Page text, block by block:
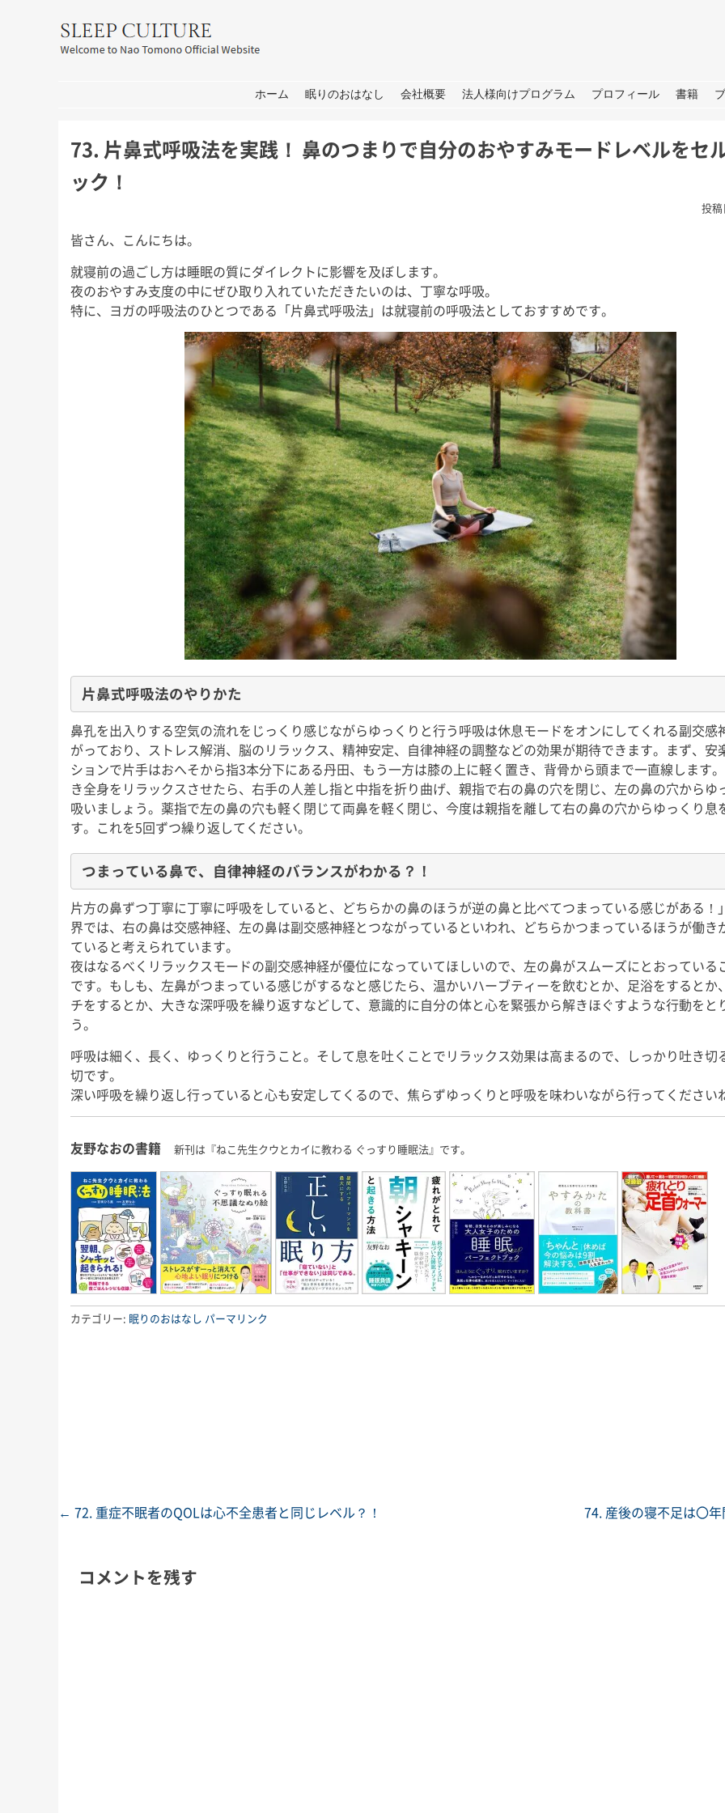
ホーム 眠りのおはなし 会社概要 法人様向けプログラム プロフィール 書籍
73. 片鼻式呼吸法を実践！ 鼻のつまりで自分のおやすみモードレベルをセ
ック！
投
皆さん、こんにちは。
就寝前の過ごし方は睡眠の質にダイレクトに影響を及ぼします。
夜のおやすみ支度の中にぜひ取り入れていただきたいのは、丁寧な呼吸。
特に、ヨガの呼吸法のひとつである「片鼻式呼吸法」は就寝前の呼吸法としておすすめです。
片鼻式呼吸法のやりかた
鼻孔を出入りする空気の流れをじっくり感じながらゆっくりと行う呼吸は休息モードをオンにしてくれる副交感
がっており、ストレス解消、脳のリラックス、精神安定、自律神経の調整などの効果が期待できます。まず、安
ションで片手はおへそから指3本分下にある丹田、もう一方は膝の上に軽く置き、背骨から頭まで一直線します
き全身をリラックスさせたら、右手の人差し指と中指を折り曲げ、親指で右の鼻の穴を閉じ、左の鼻の穴からゆ
吸いましょう。薬指で左の鼻の穴も軽く閉じて両鼻を軽く閉じ、今度は親指を離して右の鼻の穴からゆっくり息
す。これを5回ずつ繰り返してください。
つまっている鼻で、自律神経のバランスがわかる？！
片方の鼻ずつ丁寧に丁寧に呼吸をしていると、どちらかの鼻のほうが逆の鼻と比べてつまっている感じがある！
界では、右の鼻は交感神経、左の鼻は副交感神経とつながっているといわれ、どちらかつまっているほうが働き
ていると考えられています。
夜はなるべくリラックスモードの副交感神経が優位になっていてほしいので、左の鼻がスムーズにとおっている
です。もしも、左鼻がつまっている感じがするなと感じたら、温かいハーブティーを飲むとか、足浴をするとか
チをするとか、大きな深呼吸を繰り返すなどして、意識的に自分の体と心を緊張から解きほぐすような行動をと
う。
呼吸は細く、長く、ゆっくりと行うこと。そして息を吐くことでリラックス効果は高まるので、しっかり吐き切
切です。
深い呼吸を繰り返し行っていると心も安定してくるので、焦らずゆっくりと呼吸を味わいながら行ってください
友野なおの書籍 新刊は『ねこ先生クウとカイに教わる ぐっすり睡眠法』です。
カテゴリー: 眠りのおはなし パーマリンク
投稿ナビゲーション
← 72. 重症不眠者のQOLは心不全患者と同じレベル？！ 74. 産後の寝不足は〇
コメントを残す
おしごと
皆さん、こんにちは。 打ち合わ
せ→撮影→取材な1日。 秋には新
しいプロジェクトもいくつかスタ
ートします！ 大学院の研究活動
にもこれまで以上に本腰を入れ
て、ここから2022年の終わりま
で益々全力疾走です！ 週末の台
風、みな […]
箱根
皆さん、こんにちは。 今年の夏
もコロナの心配があったので我が
家は遠出しないと決めており、夏
休み前半は軽井沢、後半は箱根で
少しのんびりめに過ごしました。
長男君にとっては箱根は初！ と
いうことで、今回は「箱根といえ
ば！」と […]
皆さん、こんにちは。 暦の上だ
けでなく、肌でも秋をしっかり感
じられる日が増えてきました。
皆さん、少し眠りやすくなったの
ではないでしょうか？ 撮影、収
録、執筆、取材、原稿確認、監修
物確認、コンサルテーション、研
究活動に子 […]
（月）～ 9
SDGs」に
す。 ◉栃木